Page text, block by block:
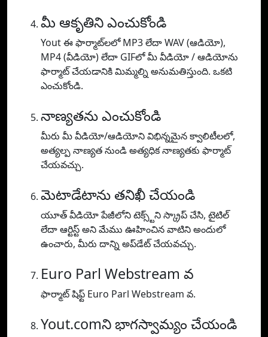
మీ ఆకృతిని ఎంచుకోండి
Yout ఈ ఫార్మాట్‌లలో MP3 లేదా WAV (ఆడియో),
MP4 (వీడియో) లేదా GIFలో మీ వీడియో / ఆడియోను
ఫార్మాట్ చేయడానికి మిమ్మల్ని అనుమతిస్తుంది. ఒకటి
ఎంచుకోండి.
నాణ్యతను ఎంచుకోండి
మీరు మీ వీడియో/ఆడియోని విభిన్నమైన క్వాలిటీలలో,
అత్యల్ప నాణ్యత నుండి అత్యధిక నాణ్యతకు ఫార్మాట్
చేయవచ్చు.
మెటాడేటాను తనిఖీ చేయండి
యూత్ వీడియో పేజీలోని టెక్స్ట్‌ని స్క్రాప్ చేసి, టైటిల్
లేదా ఆర్టిస్ట్ అని మేము ఊహించిన వాటిని అందులో
ఉంచారు, మీరు దాన్ని అప్‌డేట్ చేయవచ్చు.
Euro Parl Webstream వ
ఫార్మాట్ షిఫ్ట్ Euro Parl Webstream వ.
Yout.comని భాగస్వామ్యం చేయండి